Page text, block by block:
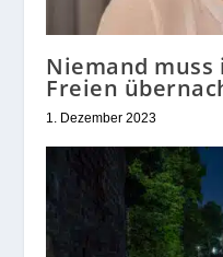
Niemand
Freien
1. Dezember 2023